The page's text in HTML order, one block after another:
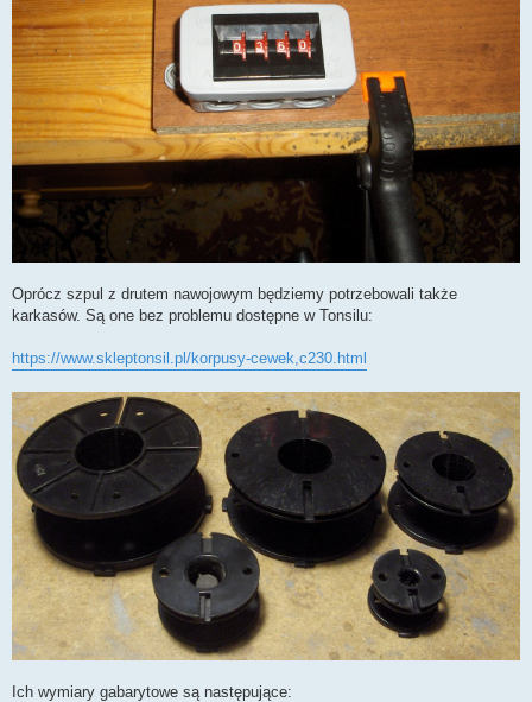
Oprócz szpul z drutem nawojowym będziemy potrzebowali także
karkasów. Są one bez problemu dostępne w Tonsilu:
https://www.skleptonsil.pl/korpusy-cewek,c230.html
Ich wymiary gabarytowe są następujące: